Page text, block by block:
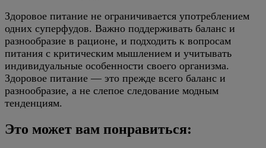
Здоровое питание не ограничивается употреблением
одних суперфудов. Важно поддерживать баланс и
разнообразие в рационе, и подходить к вопросам
питания с критическим мышлением и учитывать
индивидуальные особенности своего организма.
Здоровое питание — это прежде всего баланс и
разнообразие, а не слепое следование модным
тенденциям.
Это может вам понравиться: